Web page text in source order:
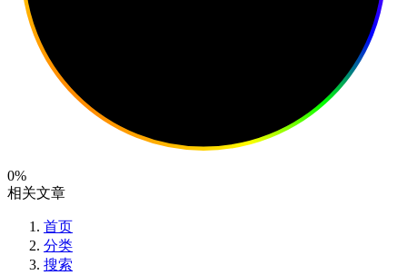
0%
相关文章
首页
分类
搜索